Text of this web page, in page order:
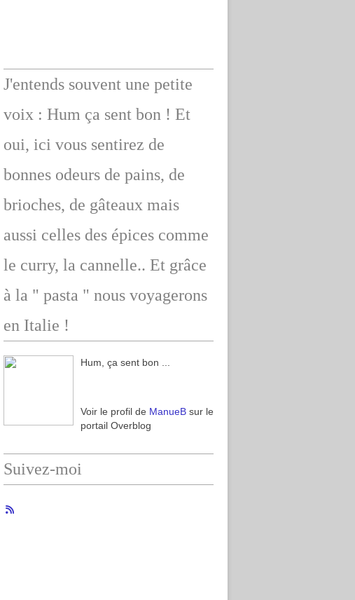
J'entends souvent une petite
voix : Hum ça sent bon ! Et
oui, ici vous sentirez de
bonnes odeurs de pains, de
brioches, de gâteaux mais
aussi celles des épices comme
le curry, la cannelle.. Et grâce
à la " pasta " nous voyagerons
en Italie !
Hum, ça sent bon ...
Voir le profil de ManueB sur le
portail Overblog
Suivez-moi